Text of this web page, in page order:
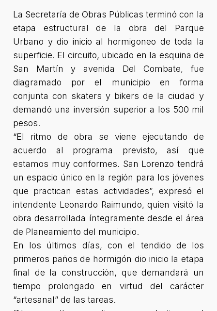
La Secretaría de Obras Públicas terminó con la
etapa estructural de la obra del Parque
Urbano y dio inicio al hormigoneo de toda la
superficie. El circuito, ubicado en la esquina de
San Martín y avenida Del Combate, fue
diagramado por el municipio en forma
conjunta con skaters y bikers de la ciudad y
demandó una inversión superior a los 500 mil
pesos.
“El ritmo de obra se viene ejecutando de
acuerdo al programa previsto, así que
estamos muy conformes. San Lorenzo tendrá
un espacio único en la región para los jóvenes
que practican estas actividades”, expresó el
intendente Leonardo Raimundo, quien visitó la
obra desarrollada íntegramente desde el área
de Planeamiento del municipio.
En los últimos días, con el tendido de los
primeros paños de hormigón dio inicio la etapa
final de la construcción, que demandará un
tiempo prolongado en virtud del carácter
“artesanal” de las tareas.